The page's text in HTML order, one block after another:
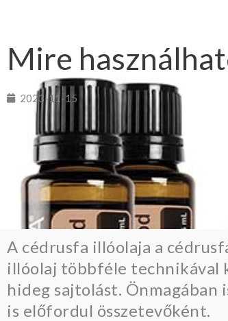
Mire
2023-11-15
A cédrusfa illóolaja a
illóolaj többféle technikával
hideg sajtolást.
is előfordul összetevőként.